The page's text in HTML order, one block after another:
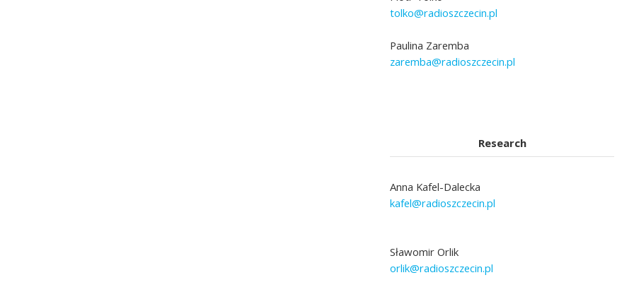
tolko@radioszczecin.pl
Paulina Zaremba
zaremba@radioszczecin.pl
Research
Anna Kafel-Dalecka
kafel@radioszczecin.pl
Sławomir Orlik
orlik@radioszczecin.pl